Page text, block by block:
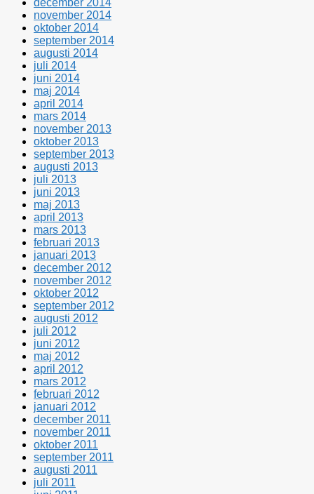
november 2014
oktober 2014
september 2014
augusti 2014
juli 2014
juni 2014
maj 2014
april 2014
mars 2014
november 2013
oktober 2013
september 2013
augusti 2013
juli 2013
juni 2013
maj 2013
april 2013
mars 2013
februari 2013
januari 2013
december 2012
november 2012
oktober 2012
september 2012
augusti 2012
juli 2012
juni 2012
maj 2012
april 2012
mars 2012
februari 2012
januari 2012
december 2011
november 2011
oktober 2011
september 2011
augusti 2011
juli 2011